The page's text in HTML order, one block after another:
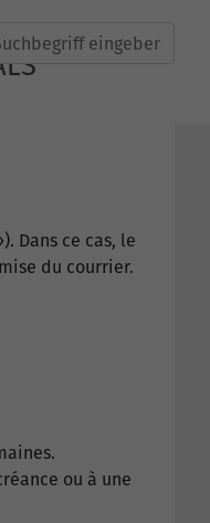
Dans ce cas, le
du courrier.
ou à une